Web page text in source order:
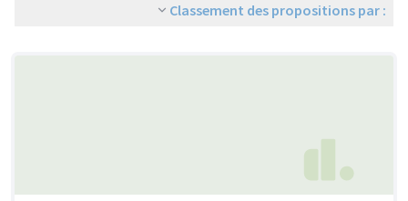
Classement des propositions par :